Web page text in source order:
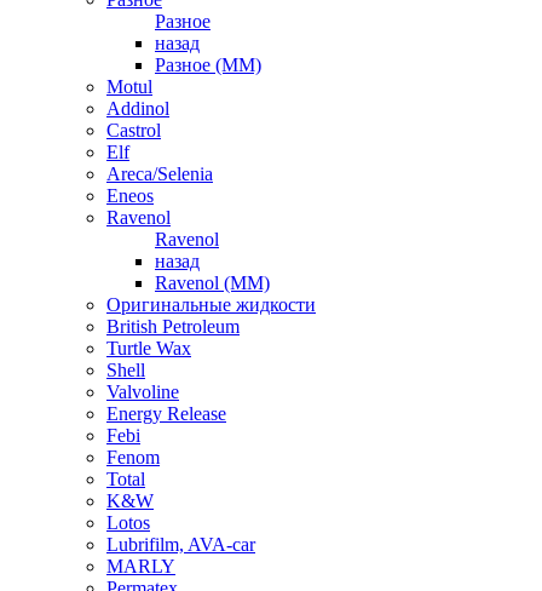
Разное
назад
Разное (ММ)
Motul
Addinol
Castrol
Elf
Areca/Selenia
Eneos
Ravenol
Ravenol
назад
Ravenol (ММ)
Оригинальные жидкости
British Petroleum
Turtle Wax
Shell
Valvoline
Energy Release
Febi
Fenom
Total
K&W
Lotos
Lubrifilm, AVA-car
MARLY